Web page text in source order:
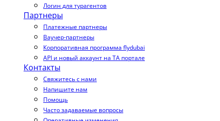
Логин для турагентов
Партнеры
Платежные партнеры
Ваучер-партнеры
Корпоративная программа flydubai
API и новый аккаунт на TA портале
Контакты
Свяжитесь с нами
Напишите нам
Помощь
Часто задаваемые вопросы